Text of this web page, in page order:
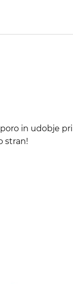
in udobje
stran!